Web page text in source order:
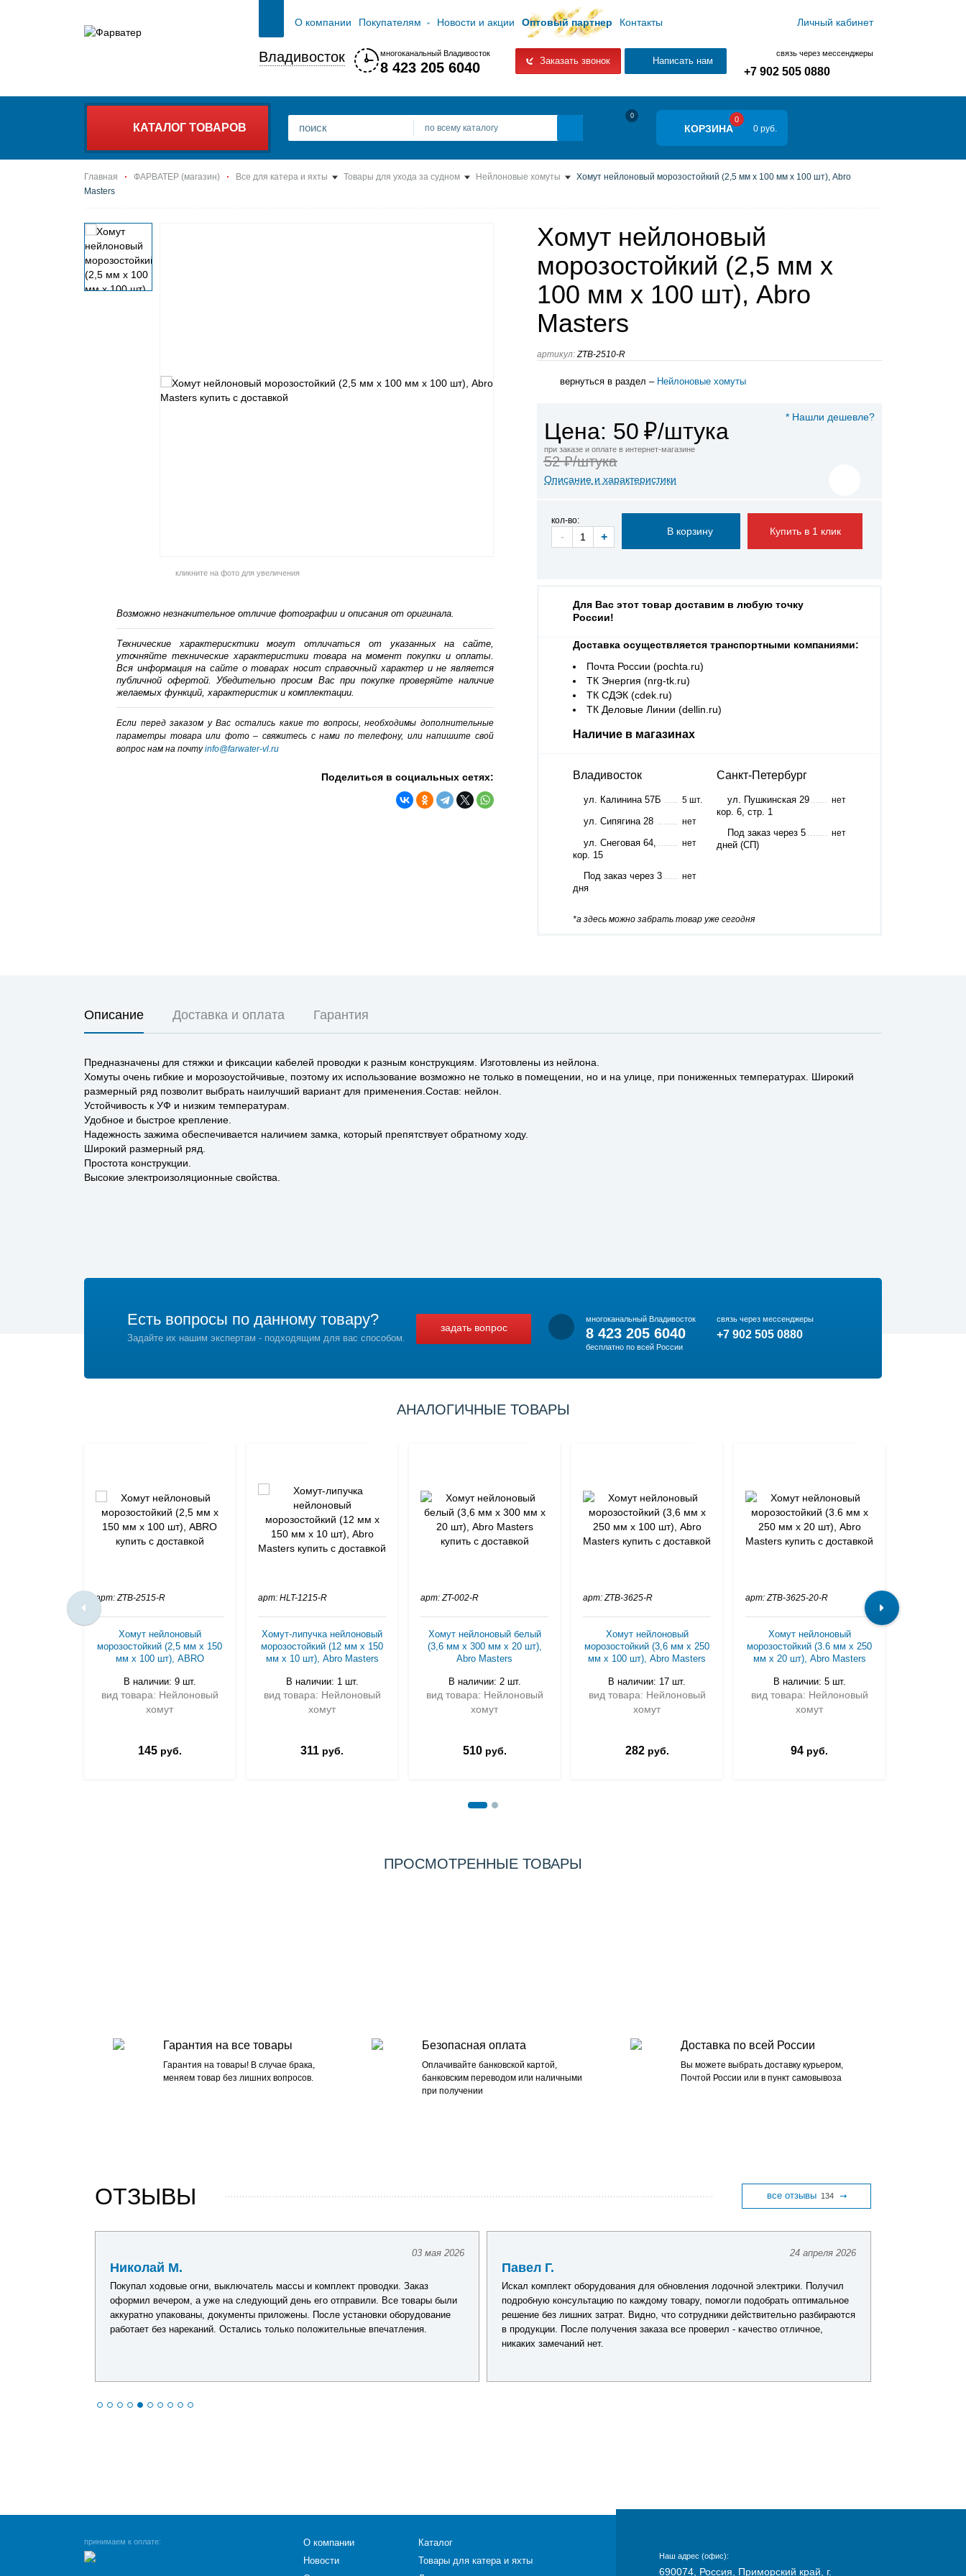
О компании Покупателям Новости и акции Оптовый партнер Контакты Личный кабинет
Владивосток многоканальный Владивосток
8 423 205 6040 Заказать звонок Написать нам
связь через мессенджеры
+7 902 505 0880
КАТАЛОГ ТОВАРОВ по всему каталогу
0
КОРЗИНА
0
0 руб.
Главная ФАРВАТЕР (магазин) Все для катера и яхты Товары для ухода за судном Нейлоновые хомуты
Хомут нейлоновый морозостойкий (2,5 мм х 100 мм х 100 шт), Abro
Masters
Хомут нейлоновый
морозостойкий (2,5 мм х
100 мм х 100 шт), Abro
Masters
артикул: ZTB-2510-R
вернуться в раздел – Нейлоновые хомуты
кликните на фото для увеличения
Возможно незначительное отличие фотографии и описания от оригинала.
Технические характерисктики могут отличаться от указанных на сайте,
уточняйте технические характеристики товара на момент покупки и оплаты.
Вся информация на сайте о товарах носит справочный характер и не является
публичной офертой. Убедительно просим Вас при покупке проверяйте наличие
желаемых функций, характеристик и комплектации.
Если перед заказом у Вас остались какие то вопросы, необходимы дополнительные
параметры товара или фото – cвяжитесь с нами по телефону, или напишите свой
вопрос нам на почтуinfo@farwater-vl.ru
Поделиться в социальных сетях:
* Нашли дешевле?
Цена: 50 ₽/штука
при заказе и оплате в интернет-магазине
52 ₽/штука
Описание и характеристики
кол-во:
- + Купить в 1 клик
Для Вас этот товар доставим в любую точку
России!
Доставка осуществляется транспортными компаниями:
Почта России (pochta.ru)
ТК Энергия (nrg-tk.ru)
ТК СДЭК (cdek.ru)
ТК Деловые Линии (dellin.ru)
Наличие в магазинах
Владивосток
ул. Калинина 57Б 5 шт.
ул. Сипягина 28 нет
ул. Снеговая 64,
кор. 15
нет
Под заказ через 3
дня
нет
Санкт-Петербург
ул. Пушкинская 29
кор. 6, стр. 1
нет
Под заказ через 5
дней (СП)
нет
*а здесь можно забрать товар уже сегодня
Описание Доставка и оплата Гарантия
Предназначены для стяжки и фиксации кабелей проводки к разным конструкциям. Изготовлены из нейлона.
Хомуты очень гибкие и морозоустойчивые, поэтому их использование возможно не только в помещении, но и на улице, при пониженных температурах. Широкий
размерный ряд позволит выбрать наилучший вариант для применения.Состав: нейлон.
Устойчивость к УФ и низким температурам.
Удобное и быстрое крепление.
Надежность зажима обеспечивается наличием замка, который препятствует обратному ходу.
Широкий размерный ряд.
Простота конструкции.
Высокие электроизоляционные свойства.
Есть вопросы по данному товару?
Задайте их нашим экспертам - подходящим для вас способом.
задать вопрос
многоканальный Владивосток
8 423 205 6040
бесплатно по всей России
связь через мессенджеры
+7 902 505 0880
АНАЛОГИЧНЫЕ ТОВАРЫ
арт: ZTB-2515-R
Хомут нейлоновый
морозостойкий (2,5 мм х 150
мм х 100 шт), ABRO
В наличии: 9 шт.
вид товара: Нейлоновый
хомут
145руб.
арт: HLT-1215-R
Хомут-липучка нейлоновый
морозостойкий (12 мм х 150
мм х 10 шт), Abro Masters
В наличии: 1 шт.
вид товара: Нейлоновый
хомут
311 руб.
арт: ZT-002-R
Хомут нейлоновый белый
(3,6 мм х 300 мм х 20 шт),
Abro Masters
В наличии: 2 шт.
вид товара: Нейлоновый
хомут
510руб.
арт: ZTB-3625-R
Хомут нейлоновый
морозостойкий (3,6 мм х 250
мм х 100 шт), Abro Masters
В наличии: 17 шт.
вид товара: Нейлоновый
хомут
282руб.
арт: ZTB-3625-20-R
Хомут нейлоновый
морозостойкий (3.6 мм х 250
мм х 20 шт), Abro Masters
В наличии: 5 шт.
вид товара: Нейлоновый
хомут
94 руб.
ПРОСМОТРЕННЫЕ ТОВАРЫ
Гарантия на все товары
Гарантия на товары! В случае брака,
меняем товар без лишних вопросов.
Безопасная оплата
Оплачивайте банковской картой,
банковским переводом или наличными
при получении
Доставка по всей России
Вы можете выбрать доставку курьером,
Почтой России или в пункт самовывоза
ОТЗЫВЫ
03 мая 2026
Николай М.
Покупал ходовые огни, выключатель массы и комплект проводки. Заказ
оформил вечером, а уже на следующий день его отправили. Все товары были
аккуратно упакованы, документы приложены. После установки оборудование
работает без нареканий. Остались только положительные впечатления.
24 апреля 2026
Павел Г.
Искал комплект оборудования для обновления лодочной электрики. Получил
подробную консультацию по каждому товару, помогли подобрать оптимальное
решение без лишних затрат. Видно, что сотрудники действительно разбираются
в продукции. После получения заказа все проверил - качество отличное,
никаких замечаний нет.
все отзывы 134
Наш адрес (офис):
690074, Россия, Приморский край, г.
принимаем к оплате:
О компании
Новости
Каталог
Товары для катера и яхты